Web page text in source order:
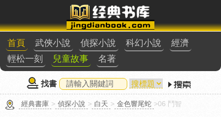
首頁 武俠小說 偵探小說 科幻小說
經濟
輕松一刻
兒童故事 名著
找書
經典書庫 > 偵探小說 > 白天 > 金色響尾蛇 >06 鬥智